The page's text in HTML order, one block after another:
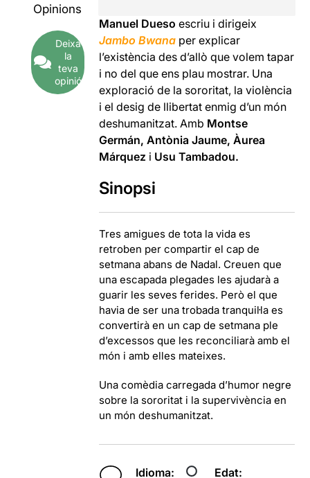
Opinions
Deixa
la
teva
opinió
Manuel Duesoescriu i dirigeix
Jambo Bwana per explicar
l’existència des d’allò que volem tapar
i no del que ens plau mostrar. Una
exploració de la sororitat, la violència
i el desig de llibertat enmig d’un món
deshumanitzat. Amb Montse
Germán, Antònia Jaume, Àurea
Márquez i Usu Tambadou.
Sinopsi
Tres amigues de tota la vida es
retroben per compartir el cap de
setmana abans de Nadal. Creuen que
una escapada plegades les ajudarà a
guarir les seves ferides. Però el que
havia de ser una trobada tranquil·la es
convertirà en un cap de setmana ple
d’excessos que les reconciliarà amb el
món i amb elles mateixes.
Una comèdia carregada d’humor negre
sobre la sororitat i la supervivència en
un món deshumanitzat.
Idioma: Edat: